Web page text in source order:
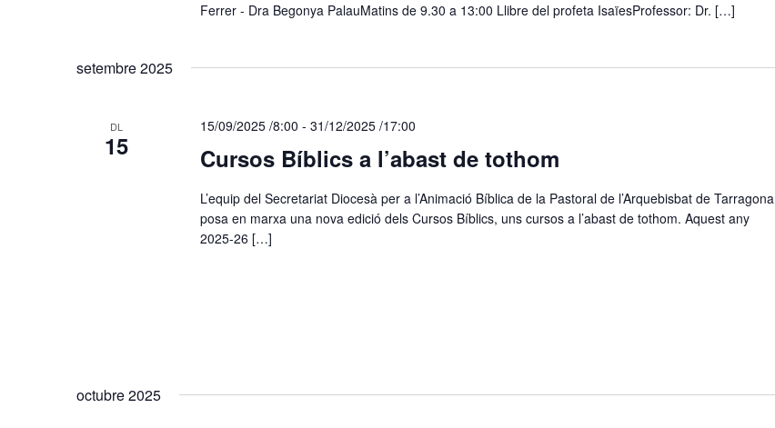
Ferrer - Dra Begonya PalauMatins de 9.30 a 13:00 Llibre del profeta IsaïesProfessor: Dr. […]
setembre 2025
DL
15 Cursos Bíblics a l’abast de tothom
15/09/2025 /8:00 - 31/12/2025 /17:00
L’equip del Secretariat Diocesà per a l’Animació Bíblica de la Pastoral de l’Arquebisbat de Tarragona
posa en marxa una nova edició dels Cursos Bíblics, uns cursos a l’abast de tothom. Aquest any
2025-26 […]
octubre 2025